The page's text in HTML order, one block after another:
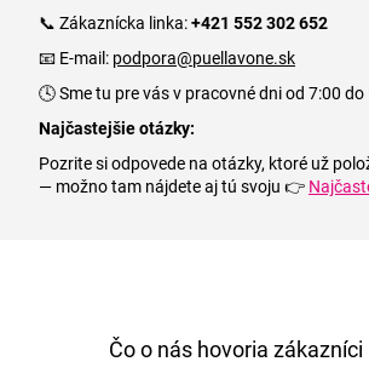
📞 Zákaznícka linka:+421 552 302 652
📧 E-mail: podpora@puellavone.sk
🕓 Sme tu pre vás v pracovné dni od 7:00 do
Najčastejšie otázky:
Pozrite si odpovede na otázky, ktoré už
— možno tam nájdete aj tú svoju 👉